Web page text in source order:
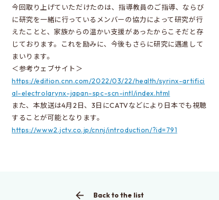
Reunion
Electrical Engineering Office
Links to related organizations
Contact & Access
Inquiries
Access
今回取り上げていただけたのは、指導教員のご指導、ならび
に研究を一緒に行っているメンバーの協力によって研究が行
えたことと、家族からの温かい支援があったからこそだと存
じております。これを励みに、今後もさらに研究に邁進して
まいります。
＜参考ウェブサイト＞
https://edition.cnn.com/2022/03/22/health/syrinx-artifici
al-electrolarynx-japan-spc-scn-intl/index.html
また、本放送は4月2日、3日にCATVなどにより日本でも視聴
することが可能となります。
https://www2.jctv.co.jp/cnnj/introduction/?id=791
Back to the list